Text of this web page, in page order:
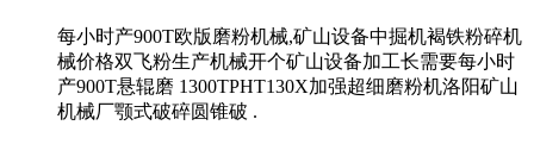
每小时产900T欧版磨粉机械,矿山设备中掘机褐铁粉碎机
械价格双飞粉生产机械开个矿山设备加工长需要每小时
产900T悬辊磨 1300TPHT130X加强超细磨粉机洛阳矿山
机械厂颚式破碎圆锥破 .